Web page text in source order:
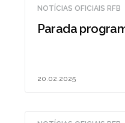
NOTÍCIAS OFICIAIS RFB
Parada
20.02.2025